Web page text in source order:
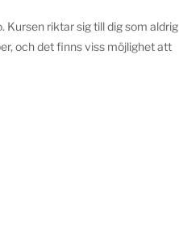
riktar sig till dig som aldrig
och det finns viss möjlighet att